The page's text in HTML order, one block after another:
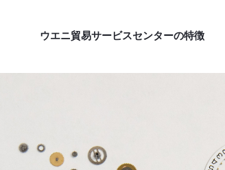
ウエニ貿易サービスセンターの特徴